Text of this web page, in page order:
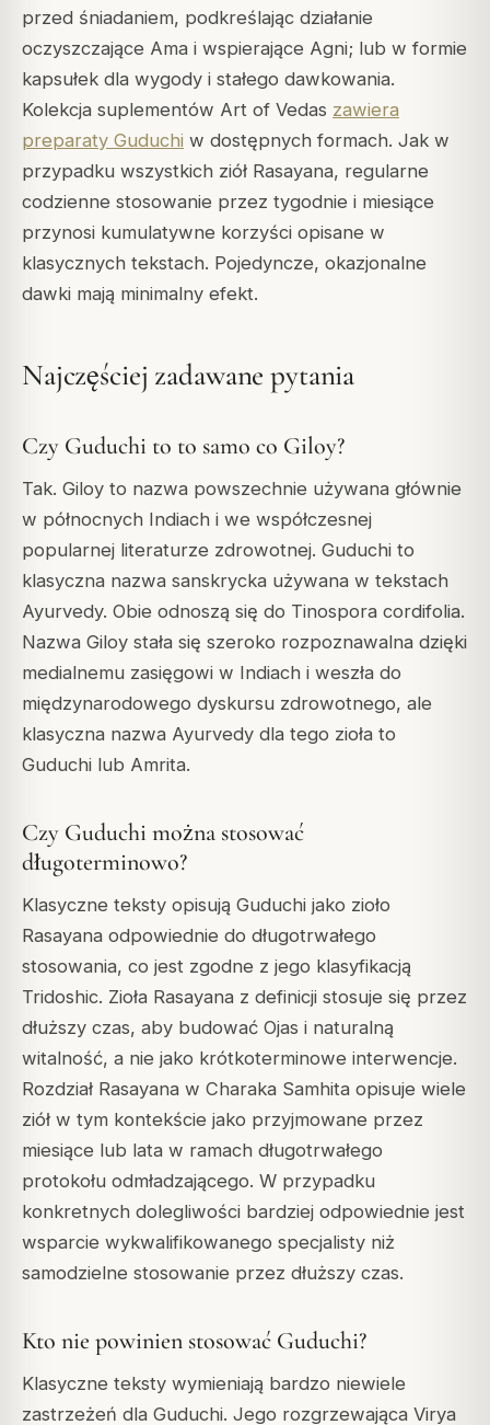
przed śniadaniem, podkreślając działanie
oczyszczające Ama i wspierające Agni; lub w formie
kapsułek dla wygody i stałego dawkowania.
Kolekcja suplementów Art of Vedas zawiera
preparaty Guduchi w dostępnych formach. Jak w
przypadku wszystkich ziół Rasayana, regularne
codzienne stosowanie przez tygodnie i miesiące
przynosi kumulatywne korzyści opisane w
klasycznych tekstach. Pojedyncze, okazjonalne
dawki mają minimalny efekt.
Najczęściej zadawane pytania
Czy Guduchi to to samo co Giloy?
Tak. Giloy to nazwa powszechnie używana głównie
w północnych Indiach i we współczesnej
popularnej literaturze zdrowotnej. Guduchi to
klasyczna nazwa sanskrycka używana w tekstach
Ayurvedy. Obie odnoszą się do Tinospora cordifolia.
Nazwa Giloy stała się szeroko rozpoznawalna dzięki
medialnemu zasięgowi w Indiach i weszła do
międzynarodowego dyskursu zdrowotnego, ale
klasyczna nazwa Ayurvedy dla tego zioła to
Guduchi lub Amrita.
Czy Guduchi można stosować
długoterminowo?
Klasyczne teksty opisują Guduchi jako zioło
Rasayana odpowiednie do długotrwałego
stosowania, co jest zgodne z jego klasyfikacją
Tridoshic. Zioła Rasayana z definicji stosuje się przez
dłuższy czas, aby budować Ojas i naturalną
witalność, a nie jako krótkoterminowe interwencje.
Rozdział Rasayana w Charaka Samhita opisuje wiele
ziół w tym kontekście jako przyjmowane przez
miesiące lub lata w ramach długotrwałego
protokołu odmładzającego. W przypadku
konkretnych dolegliwości bardziej odpowiednie jest
wsparcie wykwalifikowanego specjalisty niż
samodzielne stosowanie przez dłuższy czas.
Kto nie powinien stosować Guduchi?
Klasyczne teksty wymieniają bardzo niewiele
zastrzeżeń dla Guduchi. Jego rozgrzewająca Virya